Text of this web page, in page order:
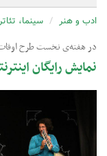
ادب و هنر سینما، تئاتر
در هفته‌ی نخست طرح اوقات
نمایش رایگان